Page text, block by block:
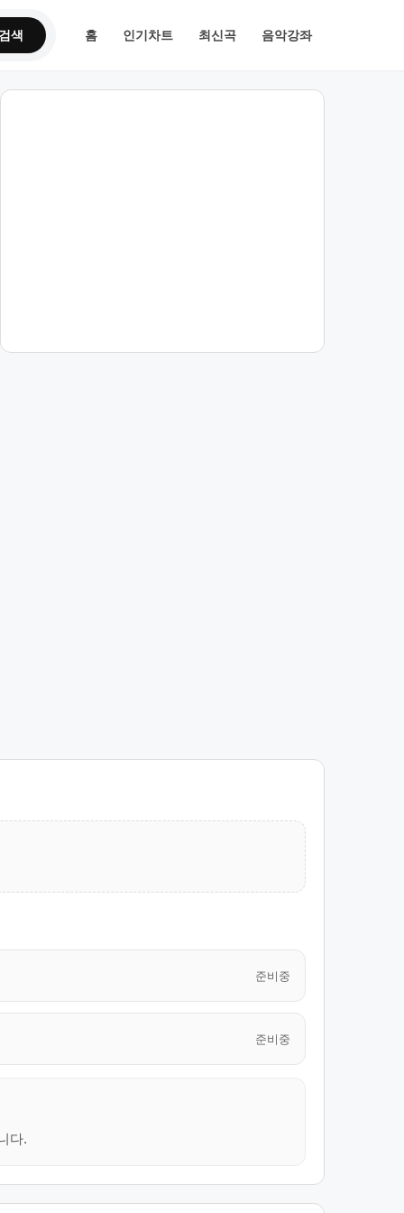
색 홈 인기차트 최신곡 음악강좌
준비중
준비중
다.